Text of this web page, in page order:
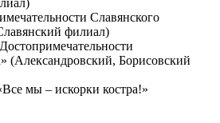
Славянского
филиал)
(Александровский, Борисовский
мы – искорки костра!»